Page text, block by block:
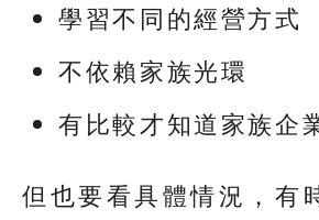
學習不同的經營方式
不依賴家族光環
有比較才知道家族企
但也要看具體情況，有